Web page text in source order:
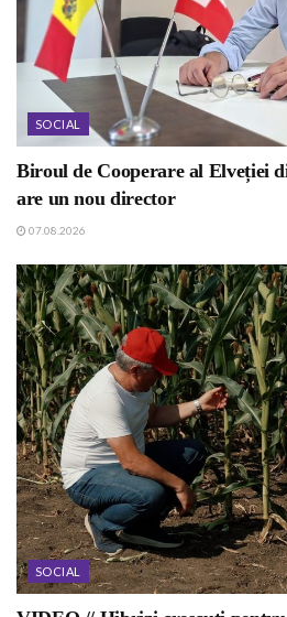
SOCIAL
Biroul de Cooperare al Elveției
are un nou director
07.08.2026
SOCIAL